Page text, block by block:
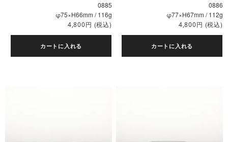
0885
φ75×H66mm / 116g
4,800円 (税込)
カートに入れる
0886
φ77×H67mm / 112g
4,800円 (税込)
カートに入れる